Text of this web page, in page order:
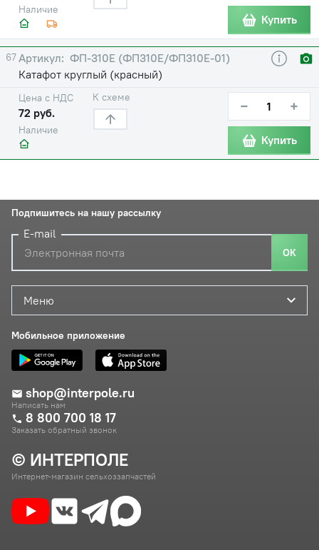
Наличие
Купить
67
ФП-310Е (ФП310Е/ФП310Е-01)
Катафот круглый (красный)
Наличие
Цена с НДС
72 руб.
К схеме − +
Купить
© ИНТЕРПОЛЕ
Интернет-магазин сельхоззапчастей
Меню
Мобильное приложение
shop@interpole.ru
Написать нам
8 800 700 18 17
Заказать обратный звонок
Подпишитесь на нашу рассылку
E-mail
ОК